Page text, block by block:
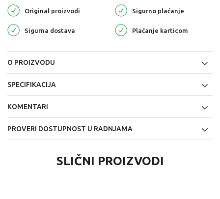
Original proizvodi Sigurno plaćanje
Sigurna dostava Plaćanje karticom
O PROIZVODU
SPECIFIKACIJA
KOMENTARI
PROVERI DOSTUPNOST U RADNJAMA
SLIČNI PROIZVODI